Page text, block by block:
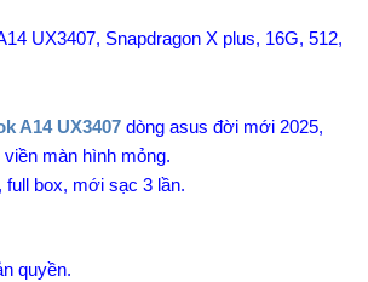
UX3407, Snapdragon X plus, 16G, 512,
A14 UX3407 dòng asus đời mới 2025,
màn hình mỏng.
full box, mới sạc 3 lần.
quyền.